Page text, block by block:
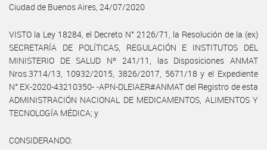
Ciudad de Buenos Aires, 24/07/2020
VISTO la Ley 18284, el Decreto N° 2126/71, la Resolución de la (ex)
SECRETARÍA DE POLÍTICAS, REGULACIÓN E INSTITUTOS DEL
MINISTERIO DE SALUD Nº 241/11, las Disposiciones ANMAT
Nros.3714/13, 10932/2015, 3826/2017, 5671/18 y el Expediente
N° EX-2020-43210350- -APN-DLEIAER#ANMAT del Registro de esta
ADMINISTRACIÓN NACIONAL DE MEDICAMENTOS, ALIMENTOS Y
TECNOLOGÍA MÉDICA; y
CONSIDERANDO: